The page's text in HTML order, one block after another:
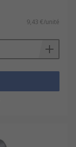
9,43 €/unité